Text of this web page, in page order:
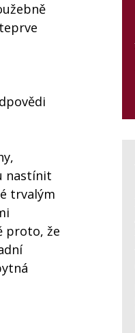
nastínit
trvalým
proto, že